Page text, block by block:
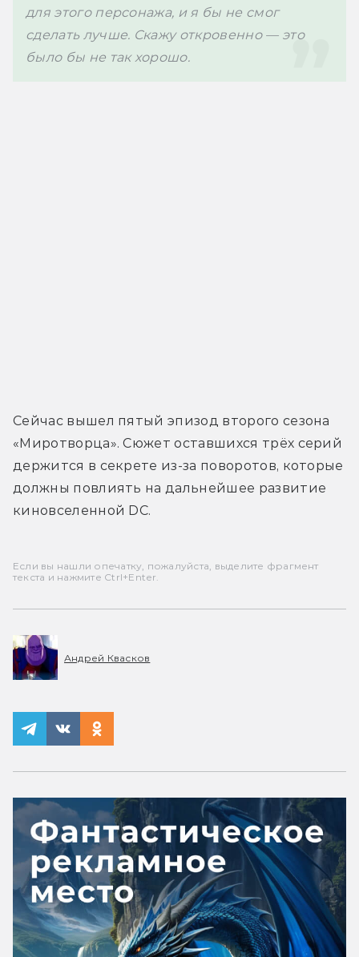
для этого персонажа, и я бы не смог
сделать лучше. Скажу откровенно — это
было бы не так хорошо.
Сейчас вышел пятый эпизод второго сезона
«Миротворца». Сюжет оставшихся трёх серий
держится в секрете из-за поворотов, которые
должны повлиять на дальнейшее развитие
киновселенной DC.
Если вы нашли опечатку, пожалуйста, выделите фрагмент
текста и нажмите Ctrl+Enter.
Андрей Квасков